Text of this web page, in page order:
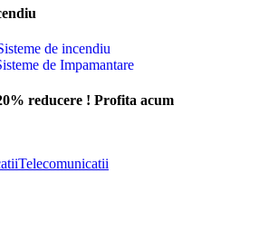
de incendiu
reducere ! Profita acum
Telecomunicatii